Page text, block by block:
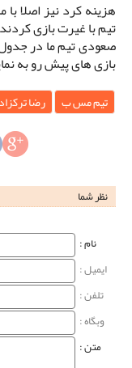
هزینه کرد نیز اصلا با
تیم با غیرت بازی
صعودی تیم ما در
بازی های پیش رو به
تیم مس ب رضا
نظر شما
نام‌ :
ایمیل :
تلفن :
وبگاه‌ :
متن :